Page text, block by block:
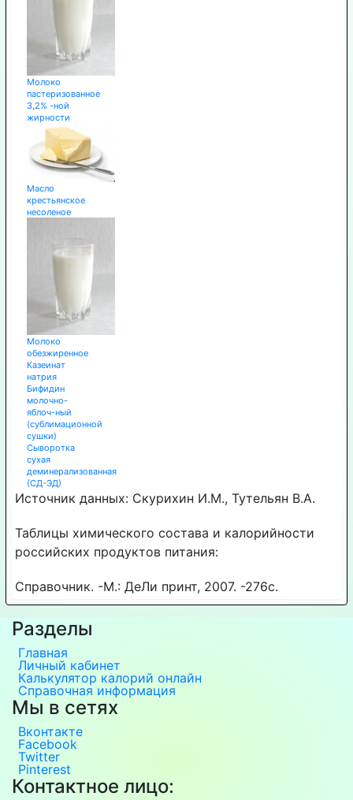
Молоко
пастеризованное
3,2% -ной
жирности
Масло
крестьянское
несоленое
Молоко
обезжиренное
Казеинат
натрия
Бифидин
молочно-
яблоч-ный
(сублимационной
сушки)
Сыворотка
сухая
деминерализованная
(СД-ЭД)
Источник данных: Скурихин И.М., Тутельян В.А.
Таблицы химического состава и калорийности
российских продуктов питания:
Справочник. -М.: ДеЛи принт, 2007. -276с.
Разделы
Главная
Личный кабинет
Калькулятор калорий онлайн
Справочная информация
Мы в сетях
Вконтакте
Facebook
Twitter
Pinterest
Контактное лицо: